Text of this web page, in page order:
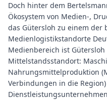
Doch hinter dem
Ökosystem von Medien-,
das Gütersloh zu einem der
Medienlogistikstandorte
Medienbereich ist Gütersloh
Mittelstandsstandort:
Nahrungsmittelproduktion
Verbindungen in die